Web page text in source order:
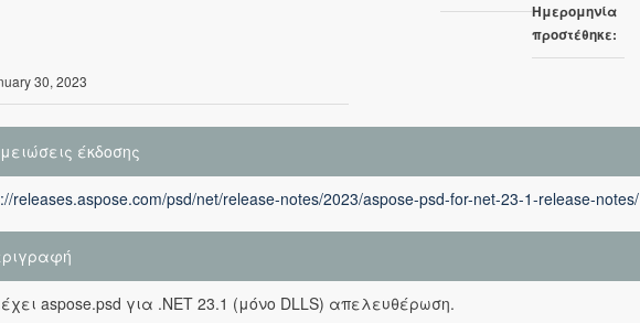
Ημερομηνία
προστέθηκε:
30, 2023
έκδοσης
releases.aspose.com/psd/net/release-notes/2023/aspose-psd-for-net-23-1-release-notes/
aspose.psd για .NET 23.1 (μόνο DLLS) απελευθέρωση.